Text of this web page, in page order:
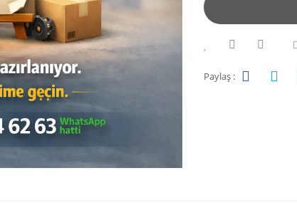
Paylaş :